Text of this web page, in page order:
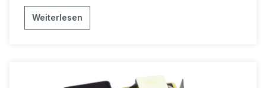
Weiterlesen